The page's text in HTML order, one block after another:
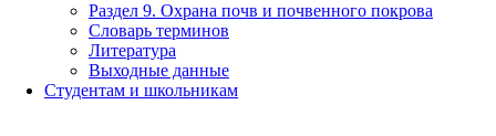
Раздел 9. Охрана почв и почвенного покрова
Словарь терминов
Литература
Выходные данные
Студентам и школьникам